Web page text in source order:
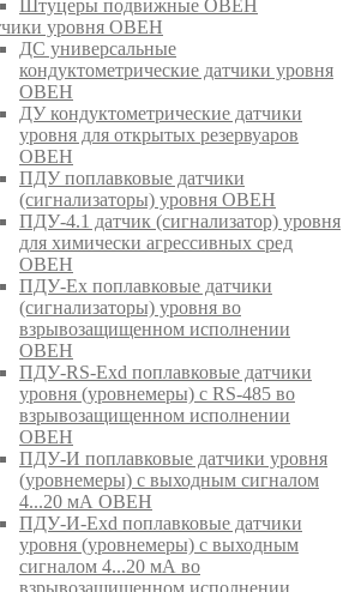
Штуцеры подвижные ОВЕН
уровня ОВЕН
ДС универсальные
кондуктометрические датчики уровня
ОВЕН
ДУ кондуктометрические датчики
уровня для открытых резервуаров
ОВЕН
ПДУ поплавковые датчики
(сигнализаторы) уровня ОВЕН
ПДУ-4.1 датчик (сигнализатор) уровня
для химически агрессивных сред
ОВЕН
ПДУ-Ex поплавковые датчики
(сигнализаторы) уровня во
взрывозащищенном исполнении
ОВЕН
ПДУ-RS-Exd поплавковые датчики
уровня (уровнемеры) с RS-485 во
взрывозащищенном исполнении
ОВЕН
ПДУ-И поплавковые датчики уровня
(уровнемеры) с выходным сигналом
4...20 мА ОВЕН
ПДУ-И-Exd поплавковые датчики
уровня (уровнемеры) с выходным
сигналом 4...20 мА во